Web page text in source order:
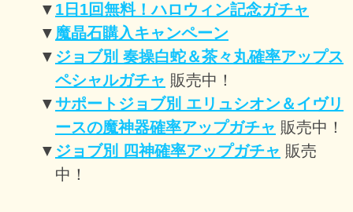
▼ 1日1回無料！ハロウィン記念ガチャ
▼ 魔晶石購入キャンペーン
▼ ジョブ別 奏操白蛇＆茶々丸確率アップス
ペシャルガチャ 販売中！
▼サポートジョブ別 エリュシオン＆イヴリ
ースの魔神器確率アップガチャ 販売中！
▼ ジョブ別 四神確率アップガチャ 販売
中！